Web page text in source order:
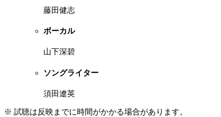
藤田健志
ボーカル
山下深碧
ソングライター
須田遼英
※ 試聴は反映までに時間がかかる場合があります。